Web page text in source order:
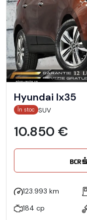
Hyundai Ix35
În stoc SUV
10.850 €
123.993 km
184 cp